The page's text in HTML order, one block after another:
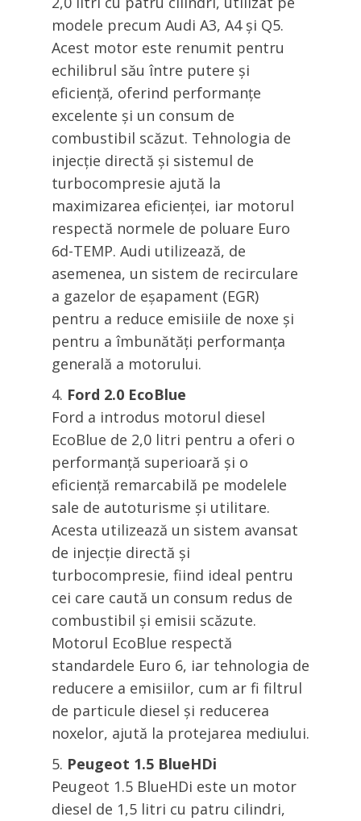
modele precum Audi A3, A4 și Q5.
Acest motor este renumit pentru
echilibrul său între putere și
eficiență, oferind performanțe
excelente și un consum de
combustibil scăzut. Tehnologia de
injecție directă și sistemul de
turbocompresie ajută la
maximizarea eficienței, iar motorul
respectă normele de poluare Euro
6d-TEMP. Audi utilizează, de
asemenea, un sistem de recirculare
a gazelor de eșapament (EGR)
pentru a reduce emisiile de noxe și
pentru a îmbunătăți performanța
generală a motorului.
Ford 2.0 EcoBlue
Ford a introdus motorul diesel
EcoBlue de 2,0 litri pentru a oferi o
performanță superioară și o
eficiență remarcabilă pe modelele
sale de autoturisme și utilitare.
Acesta utilizează un sistem avansat
de injecție directă și
turbocompresie, fiind ideal pentru
cei care caută un consum redus de
combustibil și emisii scăzute.
Motorul EcoBlue respectă
standardele Euro 6, iar tehnologia de
reducere a emisiilor, cum ar fi filtrul
de particule diesel și reducerea
noxelor, ajută la protejarea mediului.
Peugeot 1.5 BlueHDi
Peugeot 1.5 BlueHDi este un motor
diesel de 1,5 litri cu patru cilindri,